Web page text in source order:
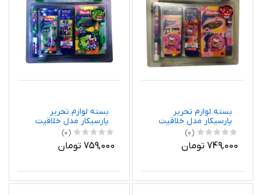
بسته لوازم تحریر
پارسیکار مدل خلاقیت
مجموعه 12 عددی
(0)
749,000 تومان
بسته لوازم تحریر
پارسیکار مدل خلاقیت
مجموعه 12 عددی
(0)
759,000 تومان